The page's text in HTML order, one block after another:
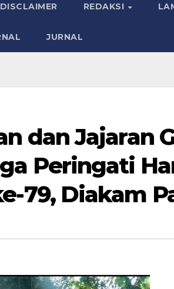
DISCLAIMER REDAKSI
JURNAL
dan Jajaran
Peringati
79, Diakam